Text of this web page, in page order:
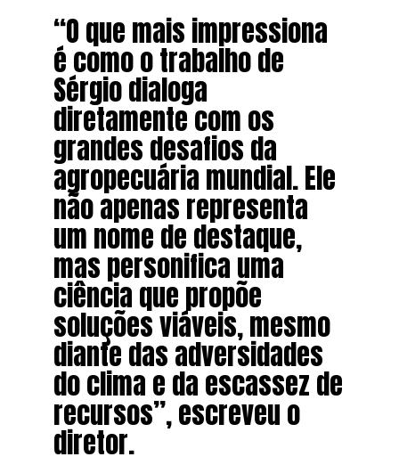
“O que mais impressiona
é como o trabalho de
Sérgio dialoga
diretamente com os
grandes desafios da
agropecuária mundial. Ele
não apenas representa
um nome de destaque,
mas personifica uma
ciência que propõe
soluções viáveis, mesmo
diante das adversidades
do clima e da escassez de
recursos”, escreveu o
diretor.